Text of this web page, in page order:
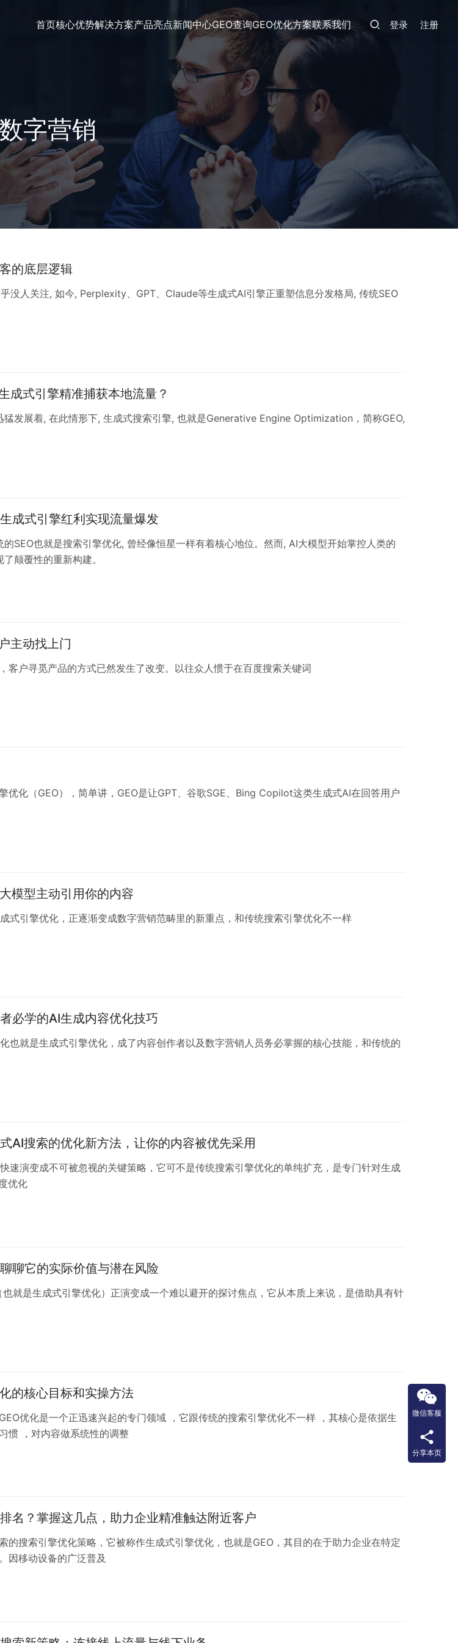
首页核心优势解决方案产品亮点新闻中心GEO查询GEO优化方案联系我们 登录 注册
字营销
的底层逻辑
没人关注, 如今, Perplexity、GPT、Claude等生成式AI引擎正重塑信息分发格局, 传统SEO
成式引擎精准捕获本地流量？
猛发展着, 在此情形下, 生成式搜索引擎, 也就是Generative Engine Optimization，简称GEO,
成式引擎红利实现流量爆发
SEO也就是搜索引擎优化, 曾经像恒星一样有着核心地位。然而, AI大模型开始掌控人类的
颠覆性的重新构建。
主动找上门
客户寻觅产品的方式已然发生了改变。以往众人惯于在百度搜索关键词
优化（GEO），简单讲，GEO是让GPT、谷歌SGE、Bing Copilot这类生成式AI在回答用户
模型主动引用你的内容
式引擎优化，正逐渐变成数字营销范畴里的新重点，和传统搜索引擎优化不一样
必学的AI生成内容优化技巧
也就是生成式引擎优化，成了内容创作者以及数字营销人员务必掌握的核心技能，和传统的
AI搜索的优化新方法，让你的内容被优先采用
速演变成不可被忽视的关键策略，它可不是传统搜索引擎优化的单纯扩充，是专门针对生成
优化
聊它的实际价值与潜在风险
就是生成式引擎优化）正演变成一个难以避开的探讨焦点，它从本质上来说，是借助具有针
的核心目标和实操方法
优化是一个正迅速兴起的专门领域 ，它跟传统的搜索引擎优化不一样 ，其核心是依据生
惯 ，对内容做系统性的调整
名？掌握这几点，助力企业精准触达附近客户
的搜索引擎优化策略，它被称作生成式引擎优化，也就是GEO，其目的在于助力企业在特定
因移动设备的广泛普及
微信客服
分享本页